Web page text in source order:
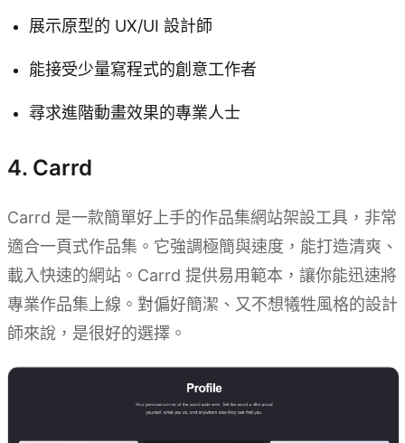
展示原型的 UX/UI 設計師
能接受少量寫程式的創意工作者
尋求進階動畫效果的專業人士
4. Carrd
Carrd 是一款簡單好上手的作品集網站架設工具，非常
適合一頁式作品集。它強調極簡與速度，能打造清爽、
載入快速的網站。Carrd 提供易用範本，讓你能迅速將
專業作品集上線。對偏好簡潔、又不想犧牲風格的設計
師來說，是很好的選擇。